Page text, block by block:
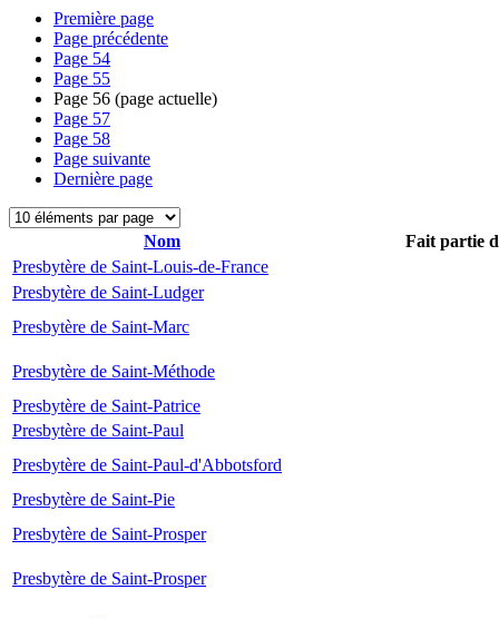
Première page
Page précédente
Page 54
Page 55
Page 56 (page actuelle)
Page 57
Page 58
Page suivante
Dernière page
Nom
Fait partie
Presbytère de Saint-Louis-de-France
Presbytère de Saint-Ludger
Presbytère de Saint-Marc
Presbytère de Saint-Méthode
Presbytère de Saint-Patrice
Presbytère de Saint-Paul
Presbytère de Saint-Paul-d'Abbotsford
Presbytère de Saint-Pie
Presbytère de Saint-Prosper
Presbytère de Saint-Prosper